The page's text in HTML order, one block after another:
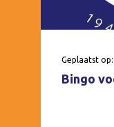
Geplaatst
Bingo